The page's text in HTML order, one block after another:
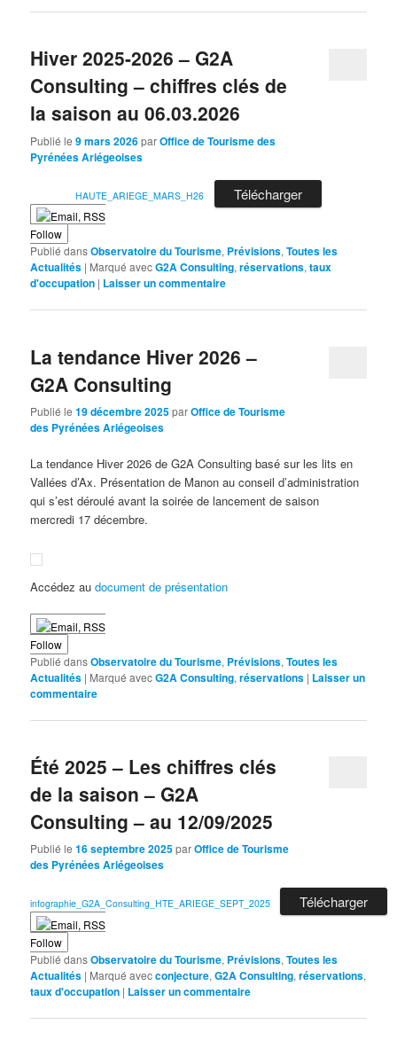
Hiver 2025-2026 – G2A
Consulting – chiffres clés de
la saison au 06.03.2026
Publié le9 mars 2026parOffice de Tourisme des
Pyrénées Ariégeoises
HAUTE_ARIEGE_MARS_H26 Télécharger
Follow
Publié dansObservatoire du Tourisme, Prévisions,Toutes les
Actualités | Marqué avecG2A Consulting,réservations,taux
d'occupation | Laisser un commentaire
La tendance Hiver 2026 –
G2A Consulting
Publié le19 décembre 2025parOffice de Tourisme
des Pyrénées Ariégeoises
La tendance Hiver 2026 de G2A Consulting basé sur les lits en
Vallées d’Ax. Présentation de Manon au conseil d’administration
qui s’est déroulé avant la soirée de lancement de saison
mercredi 17 décembre.
Accédez audocument de présentation
Follow
Publié dansObservatoire du Tourisme, Prévisions,Toutes les
Actualités | Marqué avecG2A Consulting,réservations | Laisser un
commentaire
Été 2025 – Les chiffres clés
de la saison – G2A
Consulting – au 12/09/2025
Publié le16 septembre 2025parOffice de Tourisme
des Pyrénées Ariégeoises
infographie_G2A_Consulting_HTE_ARIEGE_SEPT_2025 Télécharger
Follow
Publié dansObservatoire du Tourisme, Prévisions,Toutes les
Actualités | Marqué avecconjecture,G2A Consulting,réservations,
taux d'occupation | Laisser un commentaire